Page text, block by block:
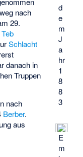
d
e
m
J
a
hr
1
8
8
3
E
m
nach
29.
Schlacht
danach in
Truppen
nach
Berber.
aus